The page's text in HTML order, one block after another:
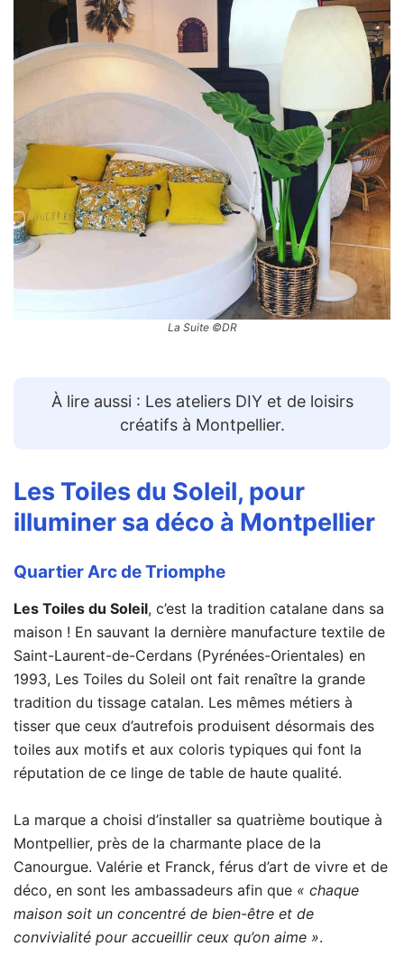
La Suite ©DR
À lire aussi : Les ateliers DIY et de loisirs
créatifs à Montpellier.
Les Toiles du Soleil, pour
illuminer sa déco à Montpellier
Quartier Arc de Triomphe
Les Toiles du Soleil, c’est la tradition catalane dans sa
maison ! En sauvant la dernière manufacture textile de
Saint-Laurent-de-Cerdans (Pyrénées-Orientales) en
1993, Les Toiles du Soleil ont fait renaître la grande
tradition du tissage catalan. Les mêmes métiers à
tisser que ceux d’autrefois produisent désormais des
toiles aux motifs et aux coloris typiques qui font la
réputation de ce linge de table de haute qualité.
La marque a choisi d’installer sa quatrième boutique à
Montpellier, près de la charmante place de la
Canourgue. Valérie et Franck, férus d’art de vivre et de
déco, en sont les ambassadeurs afin que « chaque
maison soit un concentré de bien-être et de
convivialité pour accueillir ceux qu’on aime ».